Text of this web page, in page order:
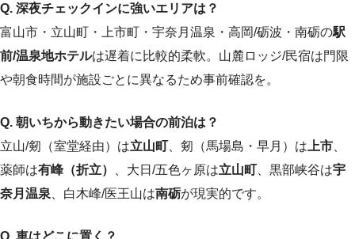
Q. 深夜チェックインに強いエリアは？
富山市・立山町・上市町・宇奈月温泉・高岡/砺波・南砺の駅
前/温泉地ホテルは遅着に比較的柔軟。山麓ロッジ/民宿は門限
や朝食時間が施設ごとに異なるため事前確認を。
Q. 朝いちから動きたい場合の前泊は？
立山/剱（室堂経由）は立山町 、剱（馬場島・早月）は 上市
薬師は有峰（折立） 、大日/五色ヶ原は立山町 、黒部峡谷は宇
奈月温泉 、白木峰/医王山は南砺が現実的です。
Q. 車はどこに置く？